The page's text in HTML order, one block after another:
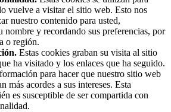
vuelve a visitar el sitio web. Esto nos
nuestro contenido para usted,
nombre y recordando sus preferencias, por
o región.
Estas cookies graban su visita al sitio
ha visitado y los enlaces que ha seguido.
para hacer que nuestro sitio web
más acordes a sus intereses. Esta
es susceptible de ser compartida con